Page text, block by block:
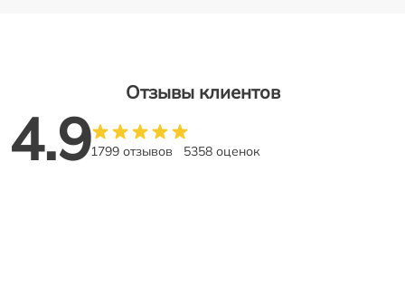
Отзывы клиентов
4.91799 отзывов 5358 оценок